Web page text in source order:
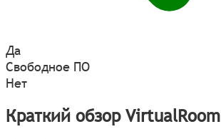
Да
Свободное ПО
Нет
Краткий обзор VirtualRoom